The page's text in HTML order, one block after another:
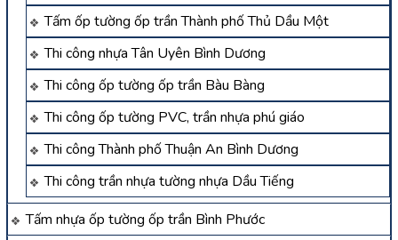
Tấm ốp tường ốp trần Thành phố Thủ Dầu Một
Thi công nhựa Tân Uyên Bình Dương
Thi công ốp tường ốp trần Bàu Bàng
Thi công ốp tường PVC, trần nhựa phú giáo
Thi công Thành phố Thuận An Bình Dương
Thi công trần nhựa tường nhựa Dầu Tiếng
Tấm nhựa ốp tường ốp trần Bình Phước